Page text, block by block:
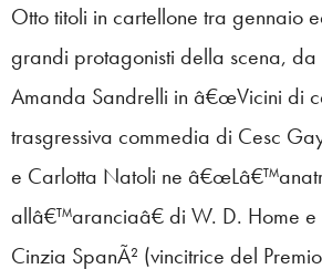
Otto titoli in cartellone tra gennaio
grandi protagonisti della scena,
Amanda Sandrelli in â€œVicini di
trasgressiva commedia di Cesc
e Carlotta Natoli ne
allâ€™aranciaâ€ di W. D. Home
Cinzia SpanÃ² (vincitrice del